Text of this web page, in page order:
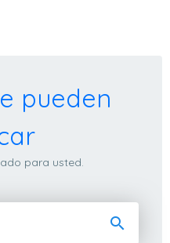
pueden
para usted.